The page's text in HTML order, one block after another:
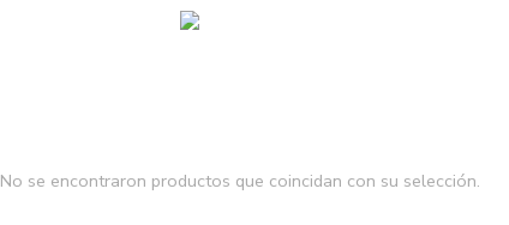
No se encontraron productos que coincidan con su selección.